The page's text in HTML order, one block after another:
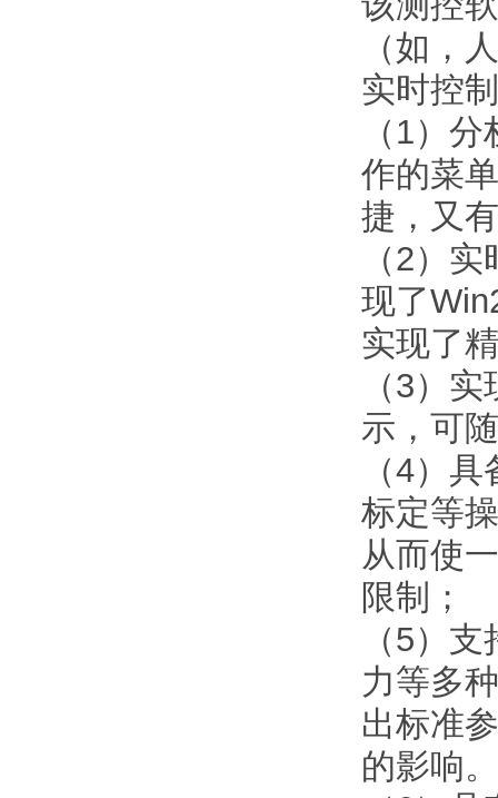
（如，
实时控
（1）
作的菜
捷，又
（2）
现了
实现了
（3）
示，可
（4）
标定等
从而使
限制；
（5）
力等多
出标准
的影响。